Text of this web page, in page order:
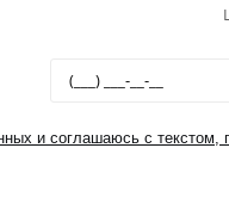
и соглашаюсь с